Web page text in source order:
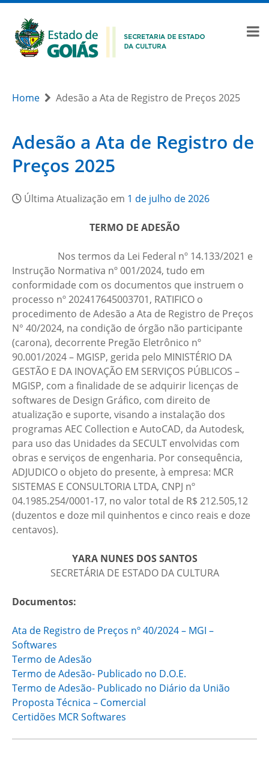
Home Adesão a Ata de Registro de Preços 2025
Adesão a Ata de Registro de
Preços 2025
Última Atualização em 1 de julho de 2026
TERMO DE ADESÃO
Nos termos da Lei Federal nº 14.133/2021 e
Instrução Normativa nº 001/2024, tudo em
conformidade com os documentos que instruem o
processo nº 202417645003701, RATIFICO o
procedimento de Adesão a Ata de Registro de Preços
N° 40/2024, na condição de órgão não participante
(carona), decorrente Pregão Eletrônico nº
90.001/2024 – MGISP, gerida pelo MINISTÉRIO DA
GESTÃO E DA INOVAÇÃO EM SERVIÇOS PÚBLICOS –
MGISP, com a finalidade de se adquirir licenças de
softwares de Design Gráfico, com direito de
atualização e suporte, visando a instalação dos
programas AEC Collection e AutoCAD, da Autodesk,
para uso das Unidades da SECULT envolvidas com
obras e serviços de engenharia. Por consequência,
ADJUDICO o objeto do presente, à empresa: MCR
SISTEMAS E CONSULTORIA LTDA, CNPJ nº
04.1985.254/0001-17, no valor total de R$ 212.505,12
(duzentos e doze mil quinhentos e cinco reais e doze
centavos).
YARA NUNES DOS SANTOS
SECRETÁRIA DE ESTADO DA CULTURA
Documentos:
Ata de Registro de Preços nº 40/2024 – MGI –
Softwares
Termo de Adesão
Termo de Adesão- Publicado no D.O.E.
Termo de Adesão- Publicado no Diário da União
Proposta Técnica – Comercial
Certidões MCR Softwares